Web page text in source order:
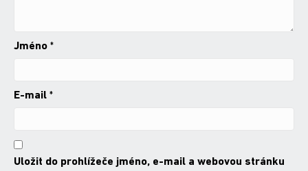
Jméno *
E-mail *
Uložit do prohlížeče jméno, e-mail a webovou stránku